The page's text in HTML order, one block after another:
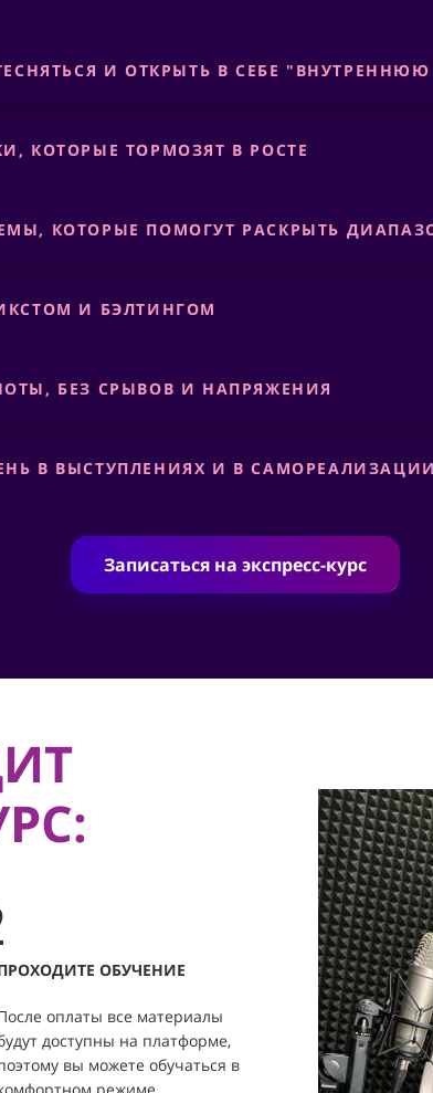
И ОТКРЫТЬ В СЕБЕ
КОТОРЫЕ ТОРМОЗЯТ В РОСТЕ
КОТОРЫЕ ПОМОГУТ РАСКРЫТЬ
И БЭЛТИНГОМ
БЕЗ СРЫВОВ И НАПРЯЖЕНИЯ
В ВЫСТУПЛЕНИЯХ И В
Записаться на экспресс-курс
ОБУЧЕНИЕ
оплаты все материалы
доступны на платформе,
вы можете обучаться в
режиме